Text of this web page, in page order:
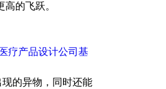
的飞跃。
疗产品设计公司基
的异物，同时还能